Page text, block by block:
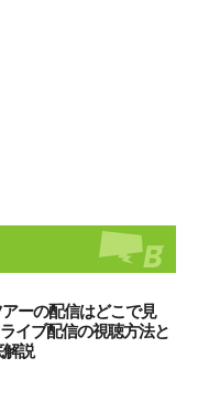
ーの配信はどこで見
イブ配信の視聴方法と
説